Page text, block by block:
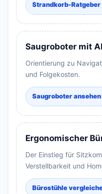
Strandkorb-
Saugroboter mit
Orientierung zu
und Folgekosten.
Saugroboter
Ergonomischer
Der Einstieg für
Verstellbarkeit und
Bürostühle